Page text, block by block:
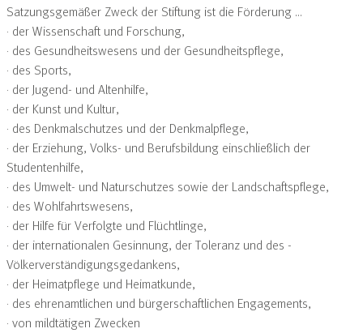
Satzungsgemäßer Zweck der Stiftung ist die Förderung …
· der Wissenschaft und Forschung,
· des Gesundheitswesens und der Gesundheitspflege,
· des Sports,
· der Jugend- und Altenhilfe,
· der Kunst und Kultur,
· des Denkmalschutzes und der Denkmalpflege,
· der Erziehung, Volks- und Berufsbildung einschließlich der
Studentenhilfe,
· des Umwelt- und Naturschutzes sowie der Landschaftspflege,
· des Wohlfahrtswesens,
· der Hilfe für Verfolgte und Flüchtlinge,
· der internationalen Gesinnung, der Toleranz und des ­
Völkerverständigungsgedankens,
· der Heimatpflege und Heimatkunde,
· des ehrenamtlichen und bürgerschaftlichen Engagements,
· von mildtätigen Zwecken